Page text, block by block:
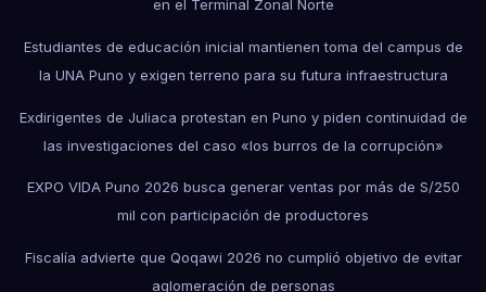
en el Terminal Zonal Norte
Estudiantes de educación inicial mantienen toma del campus de
la UNA Puno y exigen terreno para su futura infraestructura
Exdirigentes de Juliaca protestan en Puno y piden continuidad de
las investigaciones del caso «los burros de la corrupción»
EXPO VIDA Puno 2026 busca generar ventas por más de S/250
mil con participación de productores
Fiscalía advierte que Qoqawi 2026 no cumplió objetivo de evitar
aglomeración de personas